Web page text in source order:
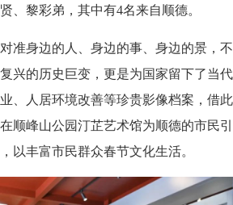
、黎彩弟，其中有4名来自顺德。
准身边的人、身边的事、身边的景，不
兴的历史巨变，更是为国家留下了当代
、人居环境改善等珍贵影像档案，借此
顺峰山公园汀芷艺术馆为顺德的市民引
以丰富市民群众春节文化生活。